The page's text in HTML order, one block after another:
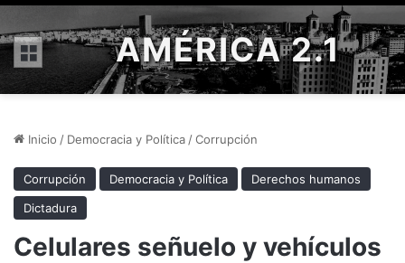
Menú AMÉRICA 2.1
Inicio / Democracia y Política /Corrupción
Corrupción Democracia y Política
Derechos humanos
Dictadura
Celulares señuelo y vehículos